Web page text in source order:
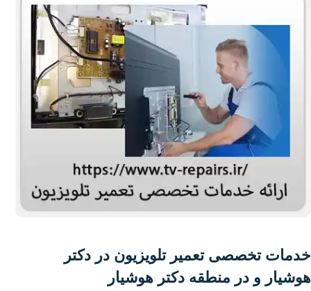
خدمات تخصصی تعمیر تلویزیون در دکتر
هوشیار و در منطقه دکتر هوشیار